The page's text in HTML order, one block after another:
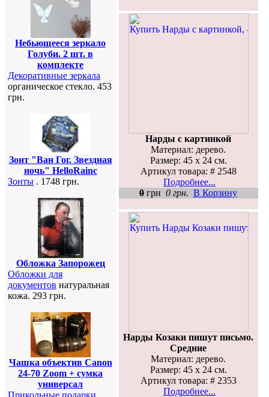
Небьющееся зеркало
Голуби. 2 шт. в
комплекте
Декоративные зеркала
органическое стекло. 453
грн.
Зонт "Ван Гог. Звездная
ночь" HelloRainc
Зонты . 1748 грн.
Обложка Запорожец
Обложки для
документов натуральная
кожа. 293 грн.
Чашка объектив Canon
24-70 Zoom + сумка
универсал
Прикольные подарки .
Нарды с картинкой
Материал: дерево.
Размер: 45 х 24 см.
Артикул товара: # 2548
Подробнее...
0 грн 0 грн. В Корзину
Нарды Козаки пишут письмо.
Средние
Материал: дерево.
Размер: 45 х 24 см.
Артикул товара: # 2353
Подробнее...